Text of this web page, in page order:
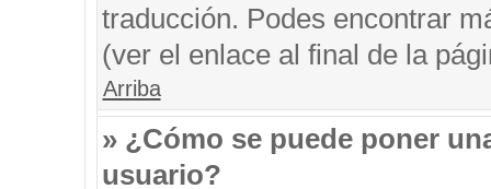
traducción. Podes encontrar
(ver el enlace al final de la
Arriba
» ¿Cómo se puede poner
usuario?